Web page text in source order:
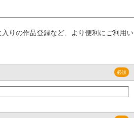
りの作品登録など、より便利にご利用い